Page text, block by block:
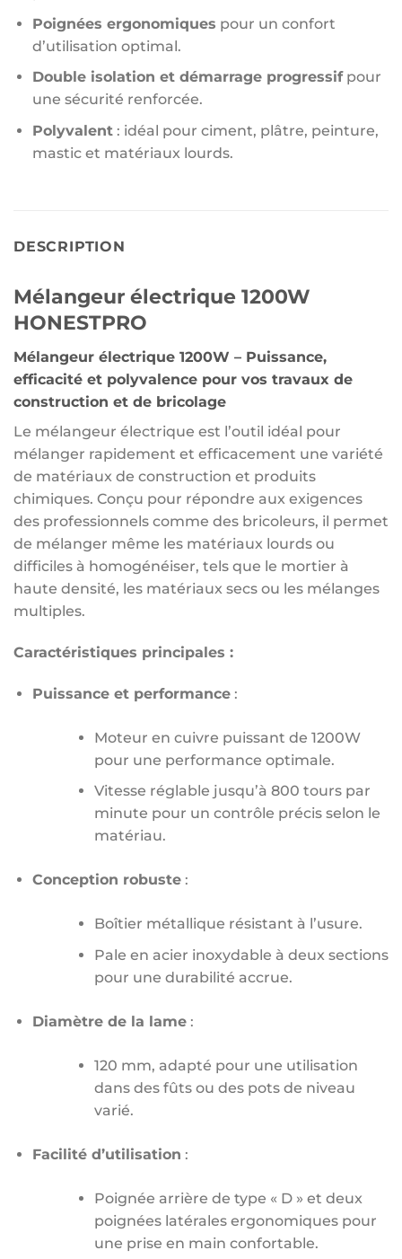
Poignées ergonomiques pour un confort
d’utilisation optimal.
Double isolation et démarrage progressifpour
une sécurité renforcée.
Polyvalent: idéal pour ciment, plâtre, peinture,
mastic et matériaux lourds.
DESCRIPTION
Mélangeur électrique 1200W
HONESTPRO
Mélangeur électrique 1200W – Puissance,
efficacité et polyvalence pour vos travaux de
construction et de bricolage
Le mélangeur électrique est l’outil idéal pour
mélanger rapidement et efficacement une variété
de matériaux de construction et produits
chimiques. Conçu pour répondre aux exigences
des professionnels comme des bricoleurs, il permet
de mélanger même les matériaux lourds ou
difficiles à homogénéiser, tels que le mortier à
haute densité, les matériaux secs ou les mélanges
multiples.
Caractéristiques principales :
Puissance et performance:
Moteur en cuivre puissant de 1200W
pour une performance optimale.
Vitesse réglable jusqu’à 800 tours par
minute pour un contrôle précis selon le
matériau.
Conception robuste:
Boîtier métallique résistant à l’usure.
Pale en acier inoxydable à deux sections
pour une durabilité accrue.
Diamètre de la lame:
120 mm, adapté pour une utilisation
dans des fûts ou des pots de niveau
varié.
Facilité d’utilisation :
Poignée arrière de type « D » et deux
poignées latérales ergonomiques pour
une prise en main confortable.